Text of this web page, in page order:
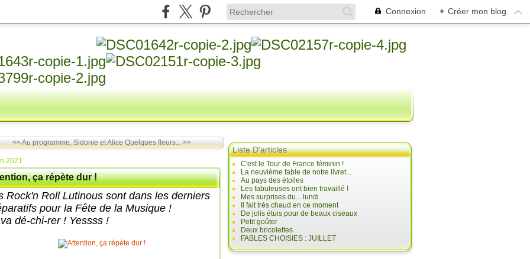
Connexion + Créer mon blog
<< Au programme, Sidonie et Alice Quelques fleurs... >>
2021
ça répète dur !
Rock'n Roll Lutinous sont dans les derniers
pour la Fête de la Musique !
dé-chi-rer ! Yessss !
Liste D'articles
C'est le Tour de France féminin !
La neuvième fable de notre livret...
Au pays des étoiles
Les fabuleuses ont bien travaillé !
Mes surprises du... lundi
Il fait très chaud en ce moment
De jolis étuis pour de beaux ciseaux
Petit goûter
Deux bricolettes
FABLES CHOISIES : JUILLET